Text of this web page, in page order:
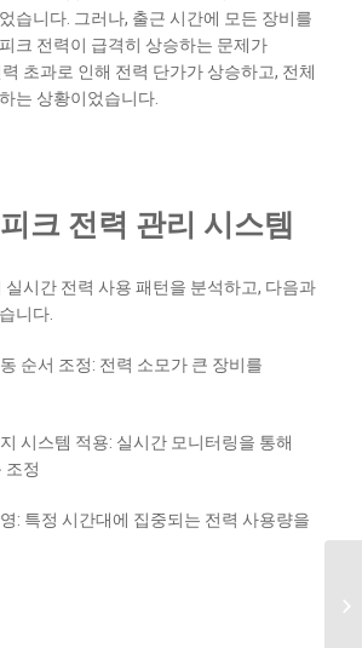
습니다. 그러나, 출근 시간에 모든 장비를
크 전력이 급격히 상승하는 문제가
초과로 인해 전력 단가가 상승하고, 전체
는 상황이었습니다.
크 전력 관리 시스템
실시간 전력 사용 패턴을 분석하고, 다음과
니다.
순서 조정: 전력 소모가 큰 장비를
시스템 적용: 실시간 모니터링을 통해
조정
: 특정 시간대에 집중되는 전력 사용량을